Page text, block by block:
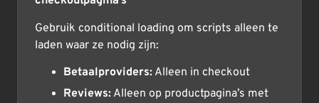
Gebruik conditional loading om scripts alleen te
laden waar ze nodig zijn:
Betaalproviders: Alleen in checkout
Reviews: Alleen op productpagina’s met